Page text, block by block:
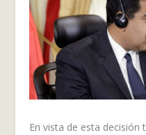
En vista de esta